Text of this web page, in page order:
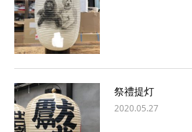
祭禮提灯
2020.05.27